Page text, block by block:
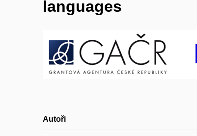
languages
Autoři